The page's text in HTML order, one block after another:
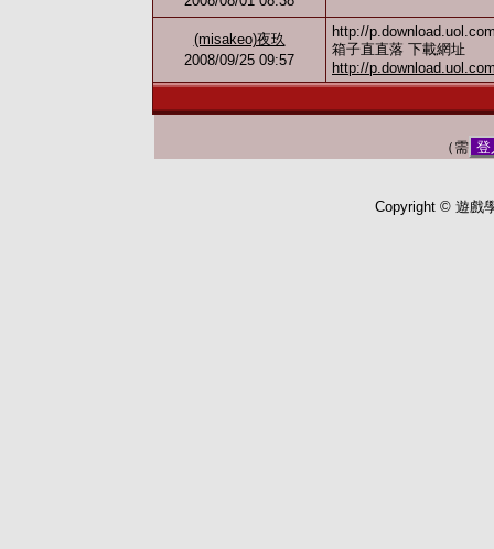
(misakeo)夜玖
2008/09/25 09:57
http://
箱子直直落 下載網址
http://
（需 登
Copyright © 遊戲